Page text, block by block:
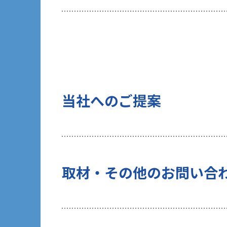
する一部サービスでは、お客様のブ
当社がクッキーを使用する目的は以下
（２）お客様の関心があると考えら
のタイミングでお客様から個人情報
なお、当社WebサイトではGoogle
当社へのご提案
取材・その他のお問い合